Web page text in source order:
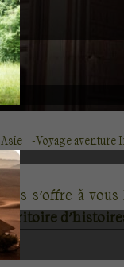
Voyage aventure
s’offre à